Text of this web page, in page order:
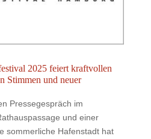
2025 feiert kraftvollen
Stimmen und neuer
Pressegespräch im
und einer
sommerliche Hafenstadt hat